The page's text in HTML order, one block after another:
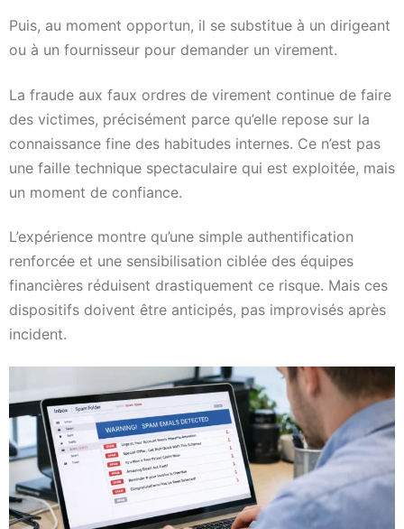
Puis, au moment opportun, il se substitue à un dirigeant
ou à un fournisseur pour demander un virement.
La fraude aux faux ordres de virement continue de faire
des victimes, précisément parce qu’elle repose sur la
connaissance fine des habitudes internes. Ce n’est pas
une faille technique spectaculaire qui est exploitée, mais
un moment de confiance.
L’expérience montre qu’une simple authentification
renforcée et une sensibilisation ciblée des équipes
financières réduisent drastiquement ce risque. Mais ces
dispositifs doivent être anticipés, pas improvisés après
incident.